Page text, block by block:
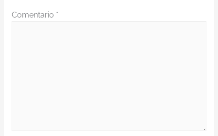
Comentario *